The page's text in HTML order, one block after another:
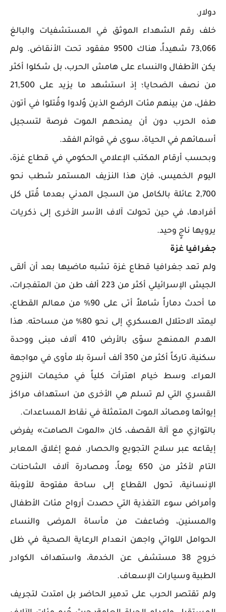
دولار.
خلف رقم الشهداء الموثق في المستشفيات والبالغ
73,066 شهيداً، هناك 9500 مفقود تحت الأنقاض. ولم
يكن الأطفال والنساء على هامش الحرب، بل شكلوا أكثر
من نصف الضحايا؛ إذ استشهد ما يزيد على 21,500
طفل، من بينهم مئات الرضع الذين وُلدوا وقُتلوا في أتون
هذه الحرب دون أن يمنحهم الموت فرصة لتسجيل
أسمائهم في الحياة، سوى في قوائم الفقد.
وبحسب أرقام المكتب الإعلامي الحكومي في قطاع غزة،
اليوم الخميس، فإن هذا النزيف المستمر شطب نحو
2,700 عائلة بالكامل من السجل المدني بعدما قُتل كل
أفرادها، في حين تحولت آلاف الأسر الأخرى إلى ذكريات
يرويها ناجٍ وحيد.
جغرافيا غزة
ولم تعد جغرافيا قطاع غزة تشبه ماضيها بعد أن ألقى
الجيش الإسرائيلي أكثر من 223 ألف طن من المتفجرات،
ما أحدث دماراً شاملاً أتى على 90% من معالم القطاع،
ليمتد الاحتلال العسكري إلى نحو 80% من مساحته. هذا
الهدم الممنهج سوّى بالأرض 410 آلاف مبنى ووحدة
سكنية، تاركاً أكثر من 350 ألف أسرة بلا مأوى في مواجهة
العراء، وسط خيام اهترأت كلياً في مخيمات النزوح
القسري التي لم تسلم هي الأخرى من استهداف مراكز
إيوائها ومصائد الموت المتمثلة في نقاط المساعدات.
بالتوازي مع آلة القصف، كان «الموت الصامت» يفرض
إيقاعه عبر سلاح التجويع والحصار. فمع إغلاق المعابر
التام لأكثر من 650 يوماً، ومصادرة آلاف الشاحنات
الإنسانية، تحول القطاع إلى ساحة مفتوحة للأوبئة
وأمراض سوء التغذية التي حصدت أرواح مئات الأطفال
والمسنين، وضاعفت من مأساة المرضى والنساء
الحوامل اللواتي واجهن انعدام الرعاية الصحية في ظل
خروج 38 مستشفى عن الخدمة، واستهداف الكوادر
الطبية وسيارات الإسعاف.
ولم تقتصر الحرب على تدمير الحاضر بل امتدت لتجريف